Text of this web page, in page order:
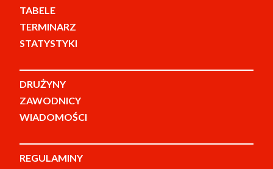
TABELE
TERMINARZ
STATYSTYKI
DRUŻYNY
ZAWODNICY
WIADOMOŚCI
REGULAMINY